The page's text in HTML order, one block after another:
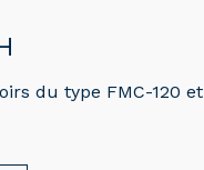
du type FMC-120 et